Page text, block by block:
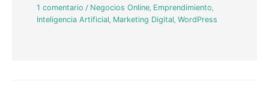
1 comentario / Negocios Online, Emprendimiento,
Inteligencia Artificial, Marketing Digital,WordPress